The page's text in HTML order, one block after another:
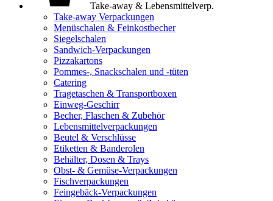
Take-away & Lebensmittelverp.
Take-away Verpackungen
Menüschalen & Feinkostbecher
Siegelschalen
Sandwich-Verpackungen
Pizzakartons
Pommes-, Snackschalen und -tüten
Catering
Tragetaschen & Transportboxen
Einweg-Geschirr
Becher, Flaschen & Zubehör
Lebensmittelverpackungen
Beutel & Verschlüsse
Etiketten & Banderolen
Behälter, Dosen & Trays
Obst- & Gemüse-Verpackungen
Fischverpackungen
Feingebäck-Verpackungen